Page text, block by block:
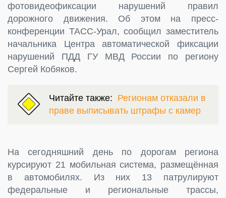
фотовидеофиксации нарушений правил
дорожного движения. Об этом на пресс-
конференции ТАСС-Урал, сообщил заместитель
начальника Центра автоматической фиксации
нарушений ПДД ГУ МВД России по региону
Сергей Кобяков.
Читайте также: Регионам отказали в
праве выписывать штрафы с камер
На сегодняшний день по дорогам региона
курсируют 21 мобильная система, размещённая
в автомобилях. Из них 13 патрулируют
федеральные и региональные трассы,